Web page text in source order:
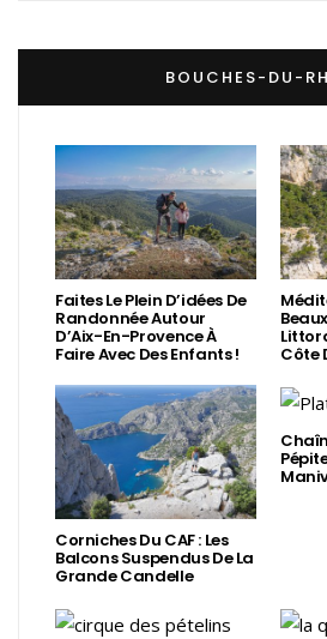
BOUCHES-DU-
Faites Le Plein D’idées De
Randonnée Autour
D’Aix-En-Provence À
Faire Avec Des Enfants ! Côte
Corniches Du CAF : Les
Balcons Suspendus De La
Grande Candelle